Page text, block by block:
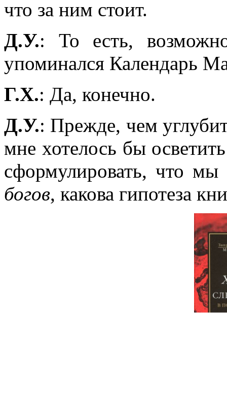
что за ним стоит.
Д.У.: То есть,
упоминался Календарь
Г.Х.: Да, конечно.
Д.У.: Прежде, чем
мне хотелось бы
сформулировать, что
богов, какова гипотеза